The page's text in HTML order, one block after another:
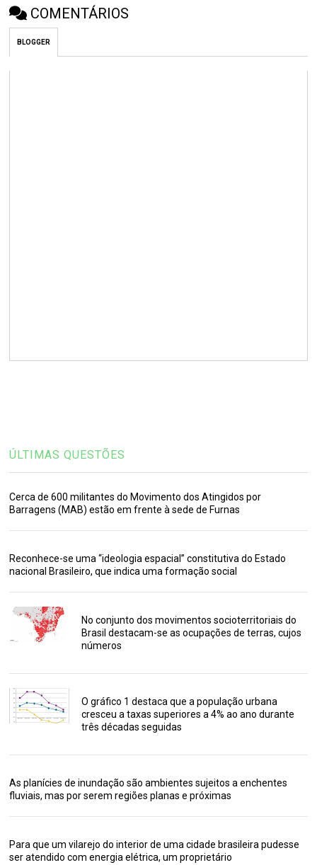
COMENTÁRIOS
BLOGGER
ÚLTIMAS QUESTÕES
Cerca de 600 militantes do Movimento dos Atingidos por
Barragens (MAB) estão em frente à sede de Furnas
Reconhece-se uma “ideologia espacial” constitutiva do Estado
nacional Brasileiro, que indica uma formação social
No conjunto dos movimentos socioterritoriais do
Brasil destacam-se as ocupações de terras, cujos
números
O gráfico 1 destaca que a população urbana
cresceu a taxas superiores a 4% ao ano durante
três décadas seguidas
As planícies de inundação são ambientes sujeitos a enchentes
fluviais, mas por serem regiões planas e próximas
Para que um vilarejo do interior de uma cidade brasileira pudesse
ser atendido com energia elétrica, um proprietário